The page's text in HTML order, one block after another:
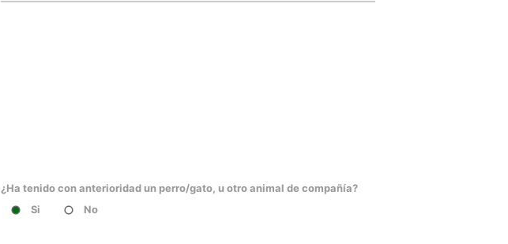
¿Ha tenido con anterioridad un perro/gato, u otro animal de compañía?
Si
No